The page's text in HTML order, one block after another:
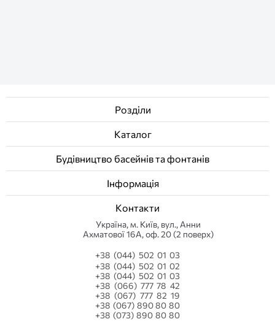
Розділи
Каталог
Будівництво басейнів та фонтанів
Інформація
Контакти
Українa, м. Київ, вул., Анни
Ахматової 16А, оф. 20 (2 поверх)
+38 (044) 502 01 03
+38 (044) 502 01 02
+38 (044) 502 01 03
+38 (066) 777 78 42
+38 (067) 777 82 19
+38 (067) 890 80 80
+38 (073) 890 80 80